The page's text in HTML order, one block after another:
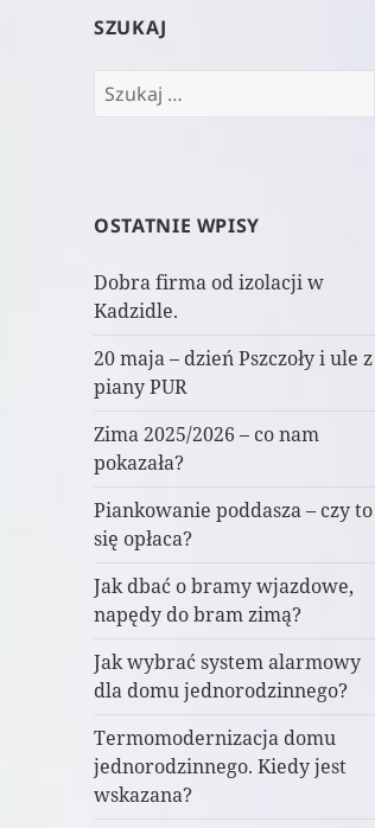
SZUKAJ
Szukaj:
OSTATNIE WPISY
Dobra firma od izolacji w
Kadzidle.
20 maja – dzień Pszczoły i ule z
piany PUR
Zima 2025/2026 – co nam
pokazała?
Piankowanie poddasza – czy to
się opłaca?
Jak dbać o bramy wjazdowe,
napędy do bram zimą?
Jak wybrać system alarmowy
dla domu jednorodzinnego?
Termomodernizacja domu
jednorodzinnego. Kiedy jest
wskazana?